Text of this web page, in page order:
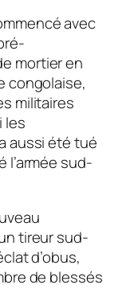
avec
mortier en
congolaise,
militaires
les
aussi été tué
l’armée sud-
tireur sud-
d’obus,
de blessés